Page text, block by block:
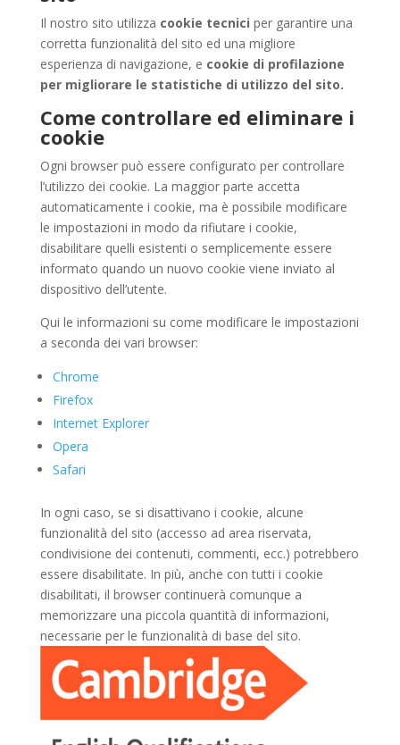
Il nostro sito utilizza cookie tecnici per garantire una
corretta funzionalità del sito ed una migliore
esperienza di navigazione, e cookie di profilazione
per migliorare le statistiche di utilizzo del sito.
Come controllare ed eliminare i
cookie
Ogni browser può essere configurato per controllare
l’utilizzo dei cookie. La maggior parte accetta
automaticamente i cookie, ma è possibile modificare
le impostazioni in modo da rifiutare i cookie,
disabilitare quelli esistenti o semplicemente essere
informato quando un nuovo cookie viene inviato al
dispositivo dell’utente.
Qui le informazioni su come modificare le impostazioni
a seconda dei vari browser:
Chrome
Firefox
Internet Explorer
Opera
Safari
In ogni caso, se si disattivano i cookie, alcune
funzionalità del sito (accesso ad area riservata,
condivisione dei contenuti, commenti, ecc.) potrebbero
essere disabilitate. In più, anche con tutti i cookie
disabilitati, il browser continuerà comunque a
memorizzare una piccola quantità di informazioni,
necessarie per le funzionalità di base del sito.